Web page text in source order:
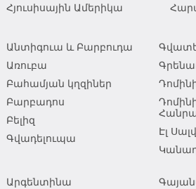
Հյուսիսային Ամերիկա
Անտիգուա և Բարբուդա
Առուբա
Բահամյան կղզիներ
Բարբադոս
Բելիզ
Գվադելուպա
Էլ
Արգենտինա